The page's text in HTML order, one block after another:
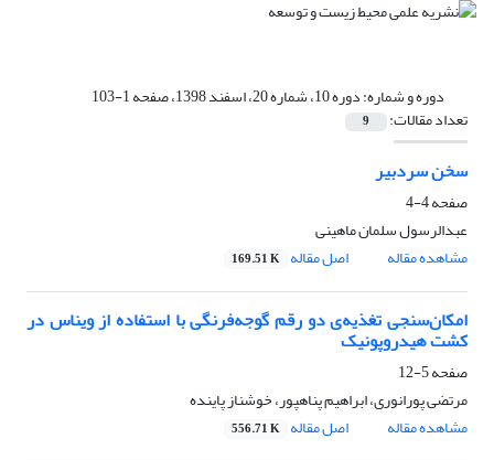
دوره و شماره:دوره 10، شماره 20، اسفند 1398، صفحه 1-103
تعداد مقالات: 9
سخن سردبیر
صفحه4-4
عبدالرسول سلمان ماهینی
مشاهده مقاله
اصل مقاله 169.51 K
امکان‌سنجی تغذیه‌ی‌ دو رقم گوجه‌فرنگی با استفاده از ویناس در
کشت هیدروپونیک
صفحه5-12
مرتضی پورانوری، ابراهیم پناهپور، خوشناز پاینده
مشاهده مقاله
اصل مقاله 556.71 K